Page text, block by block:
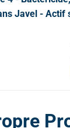
Javel - Actif